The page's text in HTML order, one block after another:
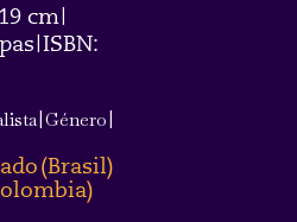
cm
ISBN:
Género
(Brasil)
)